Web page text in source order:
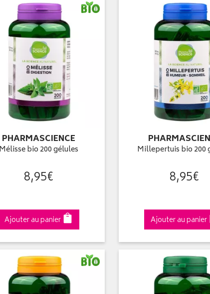
PHARMASCIENCE
bio 200 gélules
8,95€
Ajouter au panier
Millepertuis bio 200
8,95€
Ajouter au panier